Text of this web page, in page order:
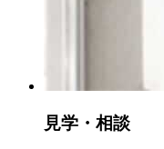
見学・相談